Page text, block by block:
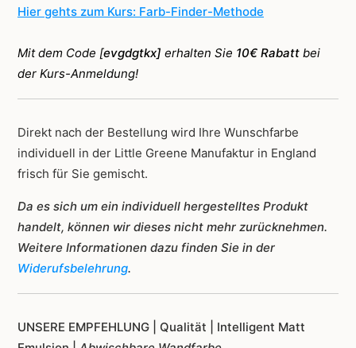
Hier gehts zum Kurs: Farb-Finder-Methode
Mit dem Code [evgdgtkx] erhalten Sie 10€ Rabatt bei
der Kurs-Anmeldung!
Direkt nach der Bestellung wird Ihre Wunschfarbe
individuell in der Little Greene Manufaktur in England
frisch für Sie gemischt.
Da es sich um ein individuell hergestelltes Produkt
handelt, können wir dieses nicht mehr zurücknehmen.
Weitere Informationen dazu finden Sie in der
Widerufsbelehrung.
UNSERE EMPFEHLUNG | Qualität | Intelligent Matt